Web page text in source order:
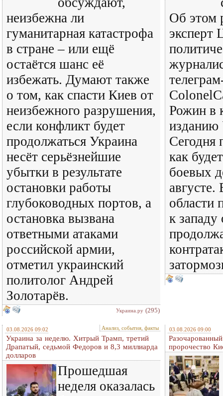
неизбежна ли
гуманитарная катастрофа
в стране – или ещё
остаётся шанс её
избежать. Думают также
о том, как спасти Киев от
неизбежного разрушения,
если конфликт будет
продолжаться Украина
несёт серьёзнейшие
убытки в результате
остановки работы
глубоководных портов, а
остановка вызвана
ответными атаками
российской армии,
отметил украинский
политолог Андрей
Золотарёв.
Украина.ру (295)
Об этом
эксперт
Рожин в
изданию
Сегодня
как
боевых
области
к
03.08.2026 09:02 Анализ, события, факты
Украина за неделю. Хитрый Трамп, третий
Драпатый, седьмой Федоров и 8,3 миллиарда
долларов
Прошедшая
неделя оказалась
03.08.2026 09:00
пророчество